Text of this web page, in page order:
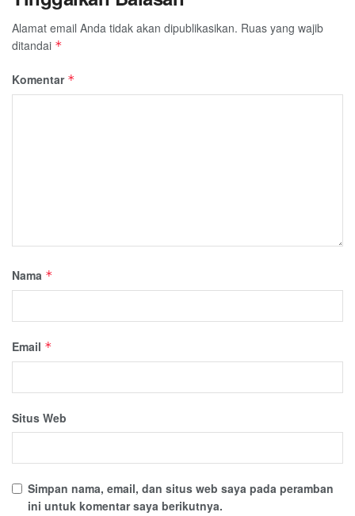
Alamat email Anda tidak akan dipublikasikan. Ruas yang wajib
ditandai *
Komentar *
Nama *
Email *
Situs Web
Simpan nama, email, dan situs web saya pada peramban
ini untuk komentar saya berikutnya.